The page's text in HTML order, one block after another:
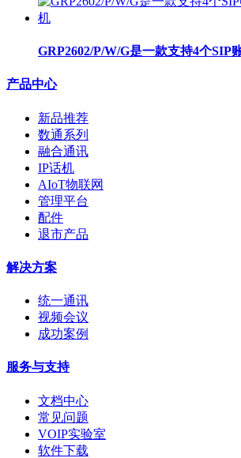
GRP2602/P/W/G是一款支持4个SIP
产品中心
新品推荐
数通系列
融合通讯
IP话机
AIoT物联网
管理平台
配件
退市产品
解决方案
统一通讯
视频会议
成功案例
服务与支持
文档中心
常见问题
VOIP实验室
软件下载